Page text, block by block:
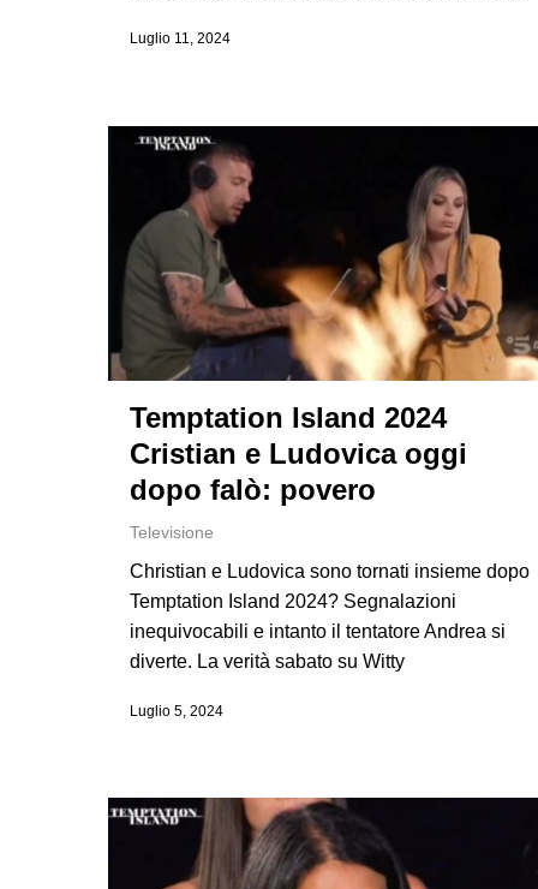
Luglio 11, 2024
Temptation Island 2024
Cristian e Ludovica oggi
dopo falò: povero
Televisione
Christian e Ludovica sono tornati insieme dopo
Temptation Island 2024? Segnalazioni
inequivocabili e intanto il tentatore Andrea si
diverte. La verità sabato su Witty
Luglio 5, 2024